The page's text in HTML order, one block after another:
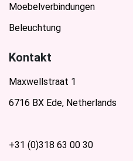
Moebelverbindungen
Beleuchtung
Kontakt
Maxwellstraat 1
6716 BX Ede, Netherlands
+31 (0)318 63 00 30